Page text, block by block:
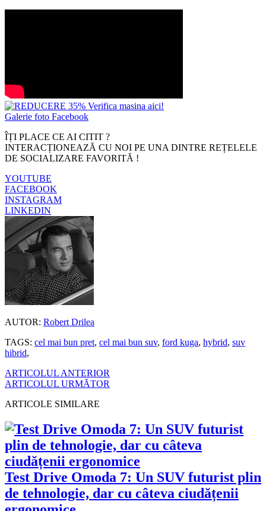
Galerie foto Facebook
ÎȚI PLACE CE AI CITIT ?
INTERACȚIONEAZĂ CU NOI PE UNA DINTRE REȚELELE
DE SOCIALIZARE FAVORITĂ !
YOUTUBE
FACEBOOK
INSTAGRAM
LINKEDIN
AUTOR: Robert Drilea
TAGS: cel mai bun pret, cel mai bun suv, ford kuga, hybrid, suv
hibrid,
ARTICOLUL ANTERIOR
ARTICOLUL URMĂTOR
ARTICOLE SIMILARE
Test Drive Omoda 7: Un SUV futurist plin
de tehnologie, dar cu câteva ciudățenii